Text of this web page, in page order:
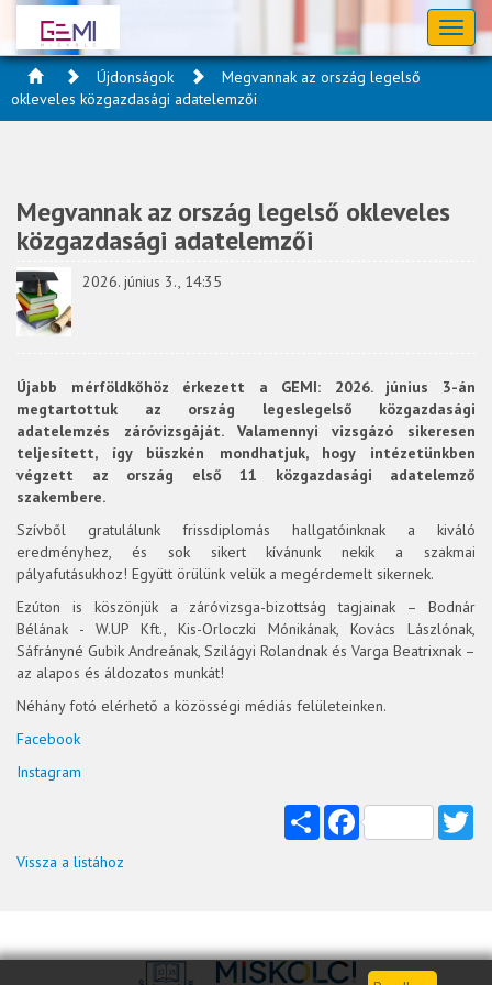
Újdonságok
Megvannak az ország legelső
okleveles közgazdasági adatelemzői
Megvannak az ország legelső okleveles
közgazdasági adatelemzői
2026. június 3., 14:35
Újabb mérföldkőhöz érkezett a GEMI: 2026. június 3-án
megtartottuk az ország legeslegelső közgazdasági
adatelemzés záróvizsgáját. Valamennyi vizsgázó sikeresen
teljesített, így büszkén mondhatjuk, hogy intézetünkben
végzett az ország első 11 közgazdasági adatelemző
szakembere.
Szívből gratulálunk frissdiplomás hallgatóinknak a kiváló
eredményhez, és sok sikert kívánunk nekik a szakmai
pályafutásukhoz! Együtt örülünk velük a megérdemelt sikernek.
Ezúton is köszönjük a záróvizsga-bizottság tagjainak – Bodnár
Bélának - W.UP Kft., Kis-Orloczki Mónikának, Kovács Lászlónak,
Sáfrányné Gubik Andreának, Szilágyi Rolandnak és Varga Beatrixnak –
az alapos és áldozatos munkát!
Néhány fotó elérhető a közösségi médiás felületeinken.
Facebook
Instagram
Share Facebook
Vissza a listához